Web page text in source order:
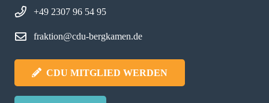
+49 2307 96 54 95
fraktion@cdu-bergkamen.de
CDU MITGLIED WERDEN